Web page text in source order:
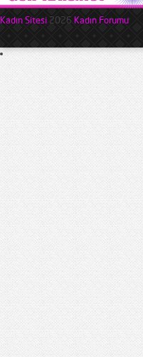
Kadın Sitesi 2026 Kadın Forumu